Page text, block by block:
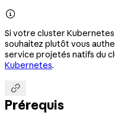

Si votre cluster Kubernetes
souhaitez plutôt vous
service projetés natifs du
Kubernetes.

Prérequis